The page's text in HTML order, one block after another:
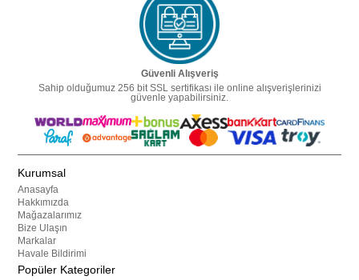
Güvenli Alışveriş
Sahip olduğumuz 256 bit SSL sertifikası ile online alışverişlerinizi
güvenle yapabilirsiniz.
Kurumsal
Anasayfa
Hakkımızda
Mağazalarımız
Bize Ulaşın
Markalar
Havale Bildirimi
Popüler Kategoriler